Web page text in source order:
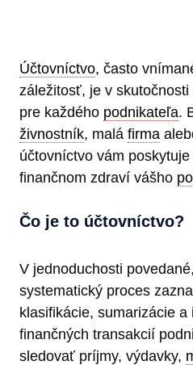
Účtovníctvo, často
záležitosť, je v
pre každého podnikateľa.
živnostník, malá firma
účtovníctvo vám
finančnom zdraví vášho
Čo je to účtovníctvo?
V jednoduchosti
systematický proces
klasifikácie, sumarizácie a
finančných transakcií
sledovať príjmy, výdavky,